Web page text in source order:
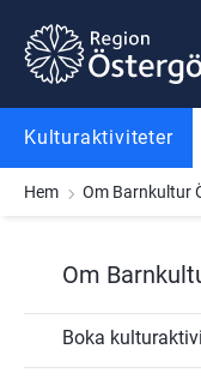
Gå till innehåll
Gå till meny
Gå till sidfot
Kulturaktiviteter
Hem Om Barnkultur
Om
Boka